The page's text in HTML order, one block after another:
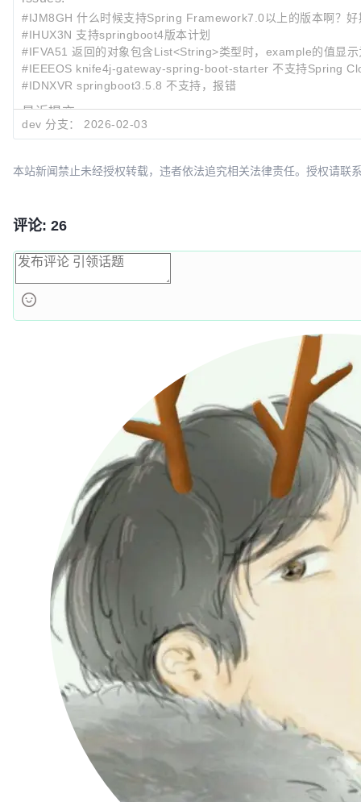
#IJM8GH 什么时候支持Spring Framework7.0以上的版本啊？好
#IHUX3N 支持springboot4版本计划
#IFVA51 返回的对象包含List<String>类型时，example的值显示
#IEEEOS knife4j-gateway-spring-boot-starter 不支持Spring
#IDNXVR springboot3.5.8 不支持，报错
最近提交:
78063054 Merge pull request
e3599cfc
upgrade:spring boot 4.0.1,jackson 3.x
dev 分支： 2026-02-03
本站新闻禁止未经授权转载，违者依法追究相关法律责任。授权请联
评论: 26